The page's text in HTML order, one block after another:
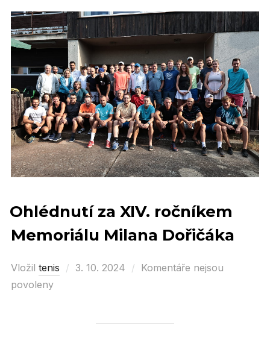
Ohlédnutí za XIV. ročníkem
Memoriálu Milana Dořičáka
Vložil tenis
Posted
3. 10. 2024
Komentáře nejsou
povoleny